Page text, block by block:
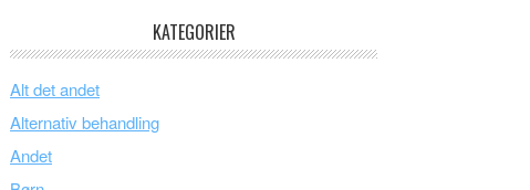
KATEGORIER
Alt det andet
Alternativ behandling
Andet